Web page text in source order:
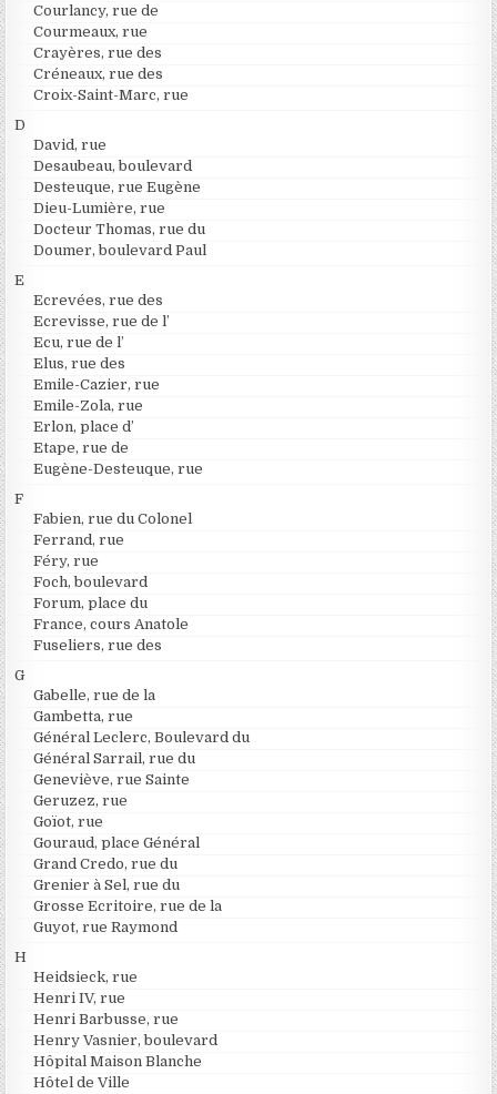
Courlancy, rue de
Courmeaux, rue
Crayères, rue des
Créneaux, rue des
Croix-Saint-Marc, rue
D
David, rue
Desaubeau, boulevard
Desteuque, rue Eugène
Dieu-Lumière, rue
Docteur Thomas, rue du
Doumer, boulevard Paul
E
Ecrevées, rue des
Ecrevisse, rue de l’
Ecu, rue de l’
Elus, rue des
Emile-Cazier, rue
Emile-Zola, rue
Erlon, place d’
Etape, rue de
Eugène-Desteuque, rue
F
Fabien, rue du Colonel
Ferrand, rue
Féry, rue
Foch, boulevard
Forum, place du
France, cours Anatole
Fuseliers, rue des
G
Gabelle, rue de la
Gambetta, rue
Général Leclerc, Boulevard du
Général Sarrail, rue du
Geneviève, rue Sainte
Geruzez, rue
Goïot, rue
Gouraud, place Général
Grand Credo, rue du
Grenier à Sel, rue du
Grosse Ecritoire, rue de la
Guyot, rue Raymond
H
Heidsieck, rue
Henri IV, rue
Henri Barbusse, rue
Henry Vasnier, boulevard
Hôpital Maison Blanche
Hôtel de Ville